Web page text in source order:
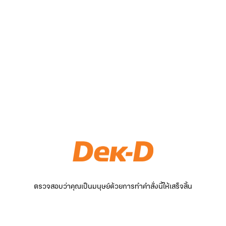
ตรวจสอบว่าคุณเป็นมนุษย์ด้วยการทำคำสั่งนี้ให้เสร็จสิ้น